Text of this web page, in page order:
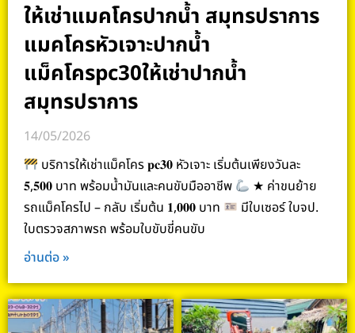
ให้เช่าแมคโครปากน้ำ สมุทรปราการ
แมคโครหัวเจาะปากน้ำ
แม็คโครpc30ให้เช่าปากน้ำ
สมุทรปราการ
14/05/2026
บริการให้เช่าแม็คโคร 𝐩𝐜𝟑𝟎 หัวเจาะ เริ่มต้นเพียงวันละ
𝟓,𝟓𝟎𝟎 บาท พร้อมน้ำมันและคนขับมืออาชีพ
★ ค่าขนย้าย
รถแม็คโครไป – กลับ เริ่มต้น 𝟏,𝟎𝟎𝟎 บาท
มีใบเซอร์ ใบจป.
ใบตรวจสภาพรถ พร้อมใบขับขี่คนขับ
อ่านต่อ »